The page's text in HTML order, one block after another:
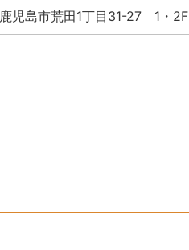
鹿児島市荒田1丁目31-27 1・2F